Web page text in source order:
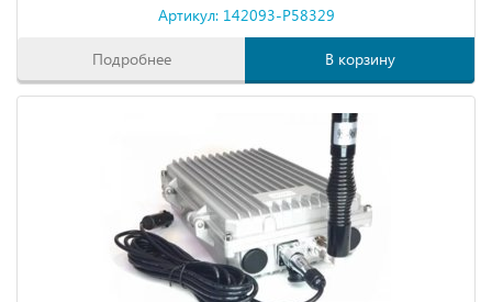
Артикул: 142093-P58329
Подробнее В корзину